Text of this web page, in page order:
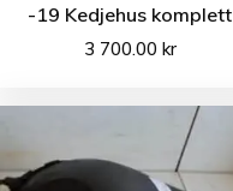
-19 Kedjehus komplett
3 700.00 kr